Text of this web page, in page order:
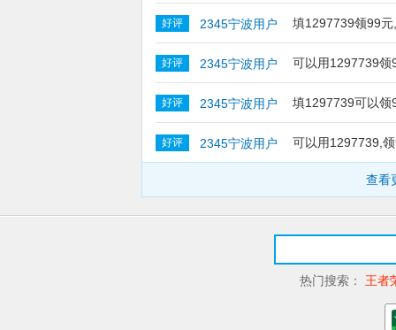
好评 2345宁波用户 填1297739领99
好评 2345宁波用户 可以用1297739
好评 2345宁波用户 填1297739可以
好评 2345宁波用户 可以用1297739,
查看
热门搜索： 王者